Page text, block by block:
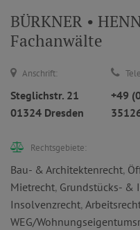
BÜRKNER •
Fachanwälte
Anschrift:
Steglichstr. 21
01324 Dresden
+49
Rechtsgebiete:
Bau- & Architektenrecht,
Mietrecht, Grundstücks- &
Insolvenzrecht,
WEG/